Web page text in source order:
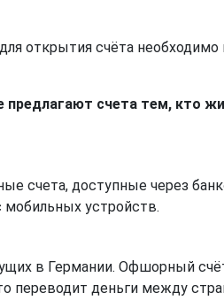
открытия счёта
счета тем, кто
счета, доступные через
мобильных устройств.
в Германии. Офшорный
переводит деньги между